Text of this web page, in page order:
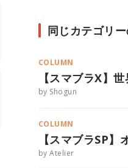
同じカテゴリ
COLUMN
【スマブラX】
by Shogun
COLUMN
【スマブラSP
by Atelier